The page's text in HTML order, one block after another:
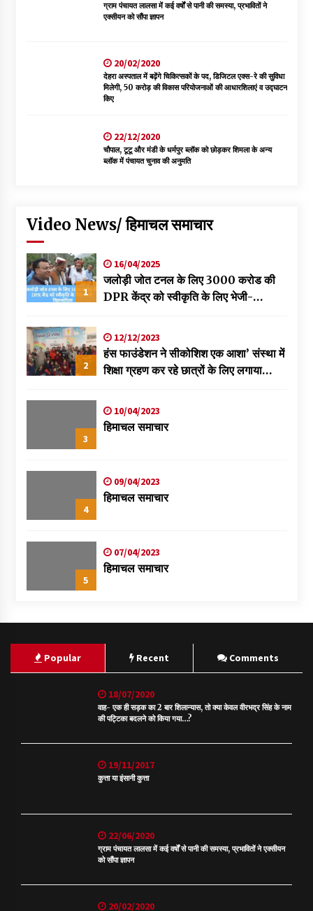
ग्राम पंचायत लालसा में कई वर्षों से पानी की समस्या, प्रभावितों ने
एक्सीयन को सौंपा ज्ञापन
20/02/2020
देहरा अस्पताल में बढ़ेंगे चिकित्सकों के पद, डिजिटल एक्स-रे की सुविधा
मिलेगी, 50 करोड़ की विकास परियोजनाओं की आधारशिलाएं व उद्घाटन
किए
22/12/2020
चौपाल, टूटू और मंडी के धर्मपुर ब्लॉक को छोड़कर शिमला के अन्य
ब्लॉक में पंचायत चुनाव की अनुमति
Video News/ हिमाचल समाचार
1
16/04/2025
जलोड़ी जोत टनल के लिए 3000 करोड की
DPR केंद्र को स्वीकृति के लिए भेजी-
2
12/12/2023
हंस फाउंडेशन ने सीकोशिश एक आशा’ संस्था में
शिक्षा ग्रहण कर रहे छात्रों के लिए लगाया
3
10/04/2023
हिमाचल समाचार
4
09/04/2023
हिमाचल समाचार
5
07/04/2023
हिमाचल समाचार
Popular Recent Comments
18/07/2020
वाह- एक ही सड़क का 2 बार शिलान्यास, तो क्या केवल वीरभद्र सिंह के नाम
की पट्टिका बदलने को किया गया…?
19/11/2017
कुत्ता या इंसानी कुत्ता
22/06/2020
ग्राम पंचायत लालसा में कई वर्षों से पानी की समस्या, प्रभावितों ने एक्सीयन
को सौंपा ज्ञापन
20/02/2020